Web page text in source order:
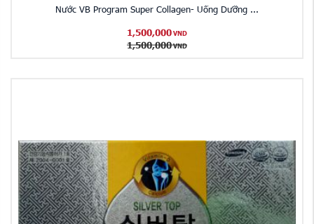
Nước VB Program Super Collagen- Uống Dưỡng ...
1,500,000 VND
1,500,000 VND